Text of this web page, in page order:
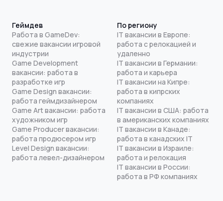
Геймдев
Работа в GameDev:
свежие вакансии игровой
индустрии
Game Development
вакансии: работа в
разработке игр
Game Design вакансии:
работа геймдизайнером
Game Art вакансии: работа
художником игр
Game Producer вакансии:
работа продюсером игр
Level Design вакансии:
работа левел-дизайнером
По региону
IT вакансии в Европе:
работа с релокацией и
удаленно
IT вакансии в Германии:
работа и карьера
IT вакансии на Кипре:
работа в кипрских
компаниях
IT вакансии в США: работа
в американских компаниях
IT вакансии в Канаде:
работа в канадских IT
IT вакансии в Израиле:
работа и релокация
IT вакансии в России:
работа в РФ компаниях